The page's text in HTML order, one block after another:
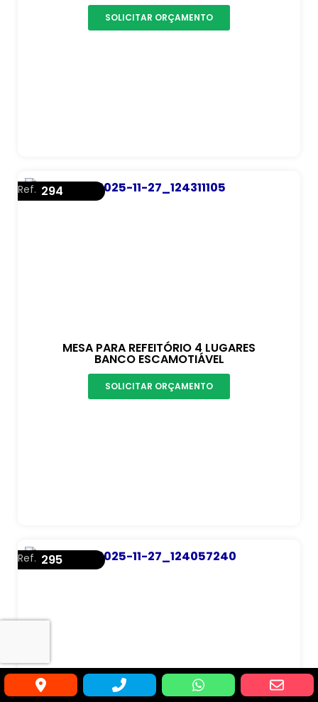
SOLICITAR ORÇAMENTO
MESA PARA REFEITÓRIO 4 LUGARES
BANCO ESCAMOTIÁVEL
Ref. 294
SOLICITAR ORÇAMENTO
Ref. 295